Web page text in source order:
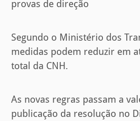
provas de direção
Segundo o Ministério dos
medidas podem reduzir em
total da CNH.
As novas regras passam a
publicação da resolução no